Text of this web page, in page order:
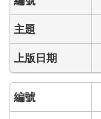
關
料
跑
馬
燈